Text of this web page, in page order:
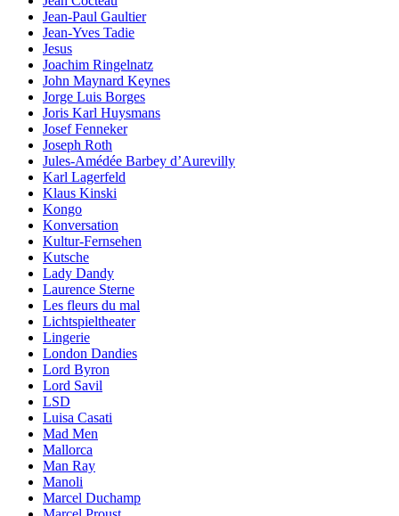
Jean-Paul Gaultier
Jean-Yves Tadie
Jesus
Joachim Ringelnatz
John Maynard Keynes
Jorge Luis Borges
Joris Karl Huysmans
Josef Fenneker
Joseph Roth
Jules-Amédée Barbey d’Aurevilly
Karl Lagerfeld
Klaus Kinski
Kongo
Konversation
Kultur-Fernsehen
Kutsche
Lady Dandy
Laurence Sterne
Les fleurs du mal
Lichtspieltheater
Lingerie
London Dandies
Lord Byron
Lord Savil
LSD
Luisa Casati
Mad Men
Mallorca
Man Ray
Manoli
Marcel Duchamp